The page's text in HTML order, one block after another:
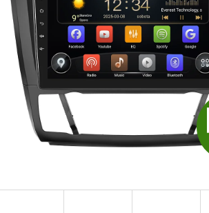
hvězdiček.